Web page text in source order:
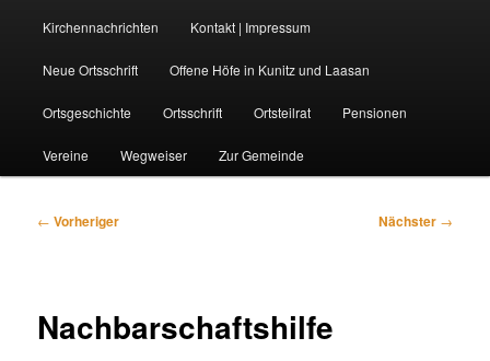
Kirchennachrichten Kontakt | Impressum
Neue Ortsschrift Offene Höfe in Kunitz und Laasan
Ortsgeschichte Ortsschrift Ortsteilrat Pensionen
Vereine Wegweiser Zur Gemeinde
Beitragsnavigation
← Vorheriger Nächster →
Nachbarschaftshilfe